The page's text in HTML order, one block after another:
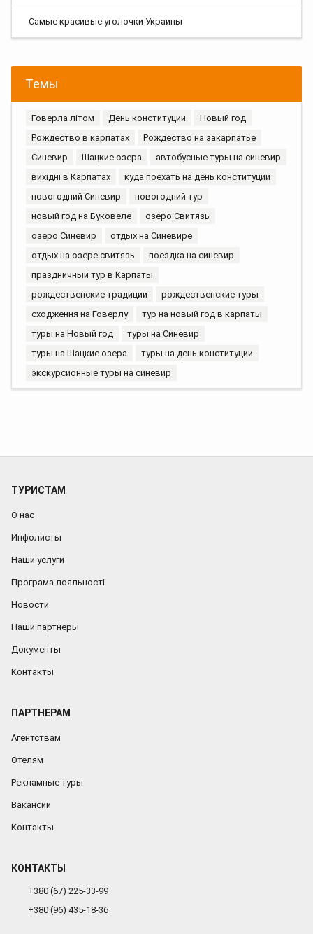
Самые красивые уголочки Украины
Темы
Говерла літом День конституции
Новый год
Рождество в карпатах
Рождество на закарпатье
Синевир
Шацкие озера
автобусные туры на синевир
вихідні в Карпатах
куда поехать на день конституции
новогодний Синевир
новогодний тур
новый год на Буковеле
озеро Свитязь
озеро Синевир
отдых на Синевире
отдых на озере свитязь
поездка на синевир
праздничный тур в Карпаты
рождественские традиции
рождественские туры
сходження на Говерлу
тур на новый год в карпаты
туры на Новый год
туры на Синевир
туры на Шацкие озера
туры на день конституции
экскурсионные туры на синевир
ТУРИСТАМ
О нас
Инфолисты
Наши услуги
Програма лояльності
Новости
Наши партнеры
Документы
Контакты
ПАРТНЕРАМ
Агентствам
Отелям
Рекламные туры
Вакансии
Контакты
КОНТАКТЫ
+380 (67) 225-33-99
+380 (96) 435-18-36